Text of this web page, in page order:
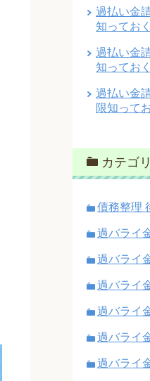
過払い金
知ってお
過払い金
知ってお
過払い金
限知って
カテゴ
債務整理
過バライ
過バライ
過バライ
過バライ
過バライ
過バライ